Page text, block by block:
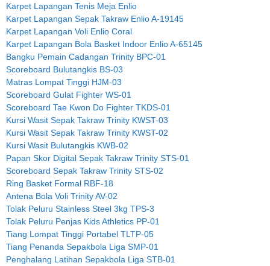
Karpet Lapangan Tenis Meja Enlio
Karpet Lapangan Sepak Takraw Enlio A-19145
Karpet Lapangan Voli Enlio Coral
Karpet Lapangan Bola Basket Indoor Enlio A-65145
Bangku Pemain Cadangan Trinity BPC-01
Scoreboard Bulutangkis BS-03
Matras Lompat Tinggi HJM-03
Scoreboard Gulat Fighter WS-01
Scoreboard Tae Kwon Do Fighter TKDS-01
Kursi Wasit Sepak Takraw Trinity KWST-03
Kursi Wasit Sepak Takraw Trinity KWST-02
Kursi Wasit Bulutangkis KWB-02
Papan Skor Digital Sepak Takraw Trinity STS-01
Scoreboard Sepak Takraw Trinity STS-02
Ring Basket Formal RBF-18
Antena Bola Voli Trinity AV-02
Tolak Peluru Stainless Steel 3kg TPS-3
Tolak Peluru Penjas Kids Athletics PP-01
Tiang Lompat Tinggi Portabel TLTP-05
Tiang Penanda Sepakbola Liga SMP-01
Penghalang Latihan Sepakbola Liga STB-01